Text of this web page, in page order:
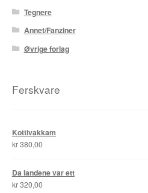
Manuele Fior
Martin Ernstsen
Odd Henning Skyllingstad
Roy Søbstad
Rui Tenreiro
Tegnere
Annet/Fanziner
Øvrige forlag
Ferskvare
Kottivakkam
kr380,00
Da landene var ett
kr320,00